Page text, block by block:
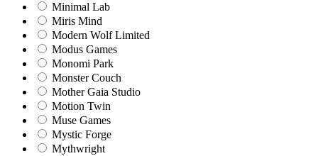
Minimal Lab
Miris Mind
Modern Wolf Limited
Modus Games
Monomi Park
Monster Couch
Mother Gaia Studio
Motion Twin
Muse Games
Mystic Forge
Mythwright